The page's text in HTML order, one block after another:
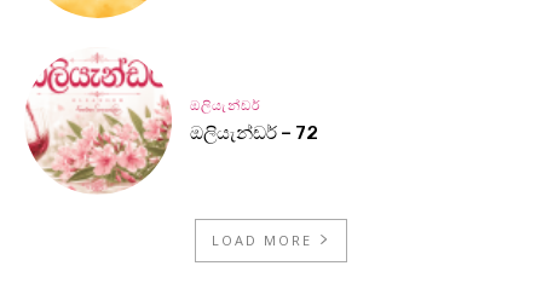
ඔලියැන්ඩර්
ඔලියැන්ඩර් – 72
LOAD MORE